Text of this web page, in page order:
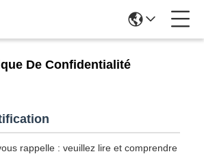
De Confidentialité
rappelle : veuillez lire et comprendre